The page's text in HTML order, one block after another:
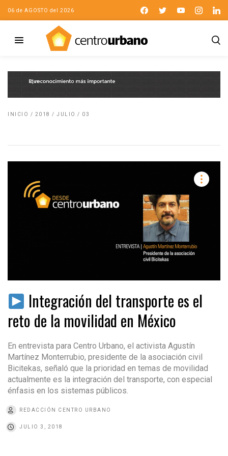
06 de AGOSTO del 2026
INICIO / 2018 / JULIO / 03
Integración del transporte es el
reto de la movilidad en México
En entrevista para Centro Urbano, el activista Agustín
Martínez Monterrubio, presidente de la asociación civil
Bicitekas, señaló que la prioridad en temas de movilidad
actualmente es la integración del transporte, con especial
énfasis en los sistemas públicos.
REDACCIÓN CENTRO URBANO
JULIO 3, 2018